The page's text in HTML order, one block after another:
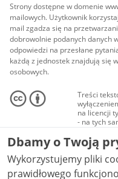
Strony dostępne w domenie
mailowych. Użytkownik
mail zgadza się na
dobrowolnie podanych danych
odpowiedzi na przesłane
każdą z jednostek znajdują się
osobowych.
Treści
na licencji
- na tych
Materiały
audio i
Creative
NC-ND
Dbamy o Twoją
Wykorzystujemy pliki
prawidłowego